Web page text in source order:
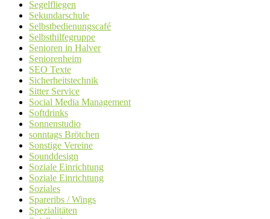
Segelfliegen
Sekundarschule
Selbstbedienungscafé
Selbsthilfegruppe
Senioren in Halver
Seniorenheim
SEO Texte
Sicherheitstechnik
Sitter Service
Social Media Management
Softdrinks
Sonnenstudio
sonntags Brötchen
Sonstige Vereine
Sounddesign
Soziale Einrichtung
Soziale Einrichtung
Soziales
Spareribs / Wings
Spezialitäten